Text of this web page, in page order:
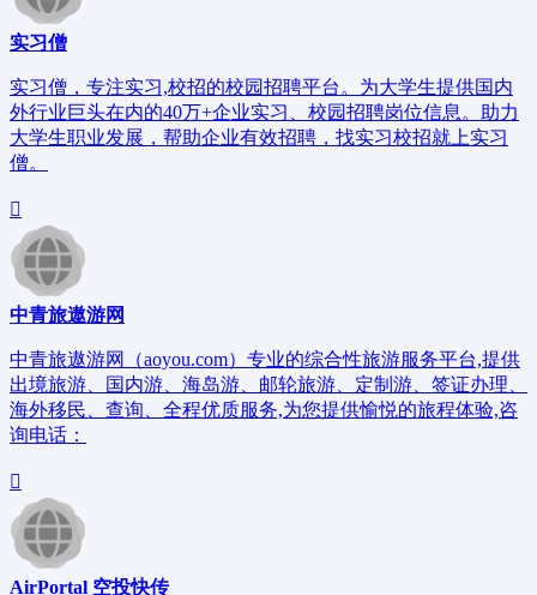
实习僧
实习僧，专注实习,校招的校园招聘平台。为大学生提供国内
外行业巨头在内的40万+企业实习、校园招聘岗位信息。助力
大学生职业发展，帮助企业有效招聘，找实习校招就上实习
僧。
中青旅遨游网
中青旅遨游网（aoyou.com）专业的综合性旅游服务平台,提供
出境旅游、国内游、海岛游、邮轮旅游、定制游、签证办理、
海外移民、查询、全程优质服务,为您提供愉悦的旅程体验,咨
询电话：
AirPortal 空投快传